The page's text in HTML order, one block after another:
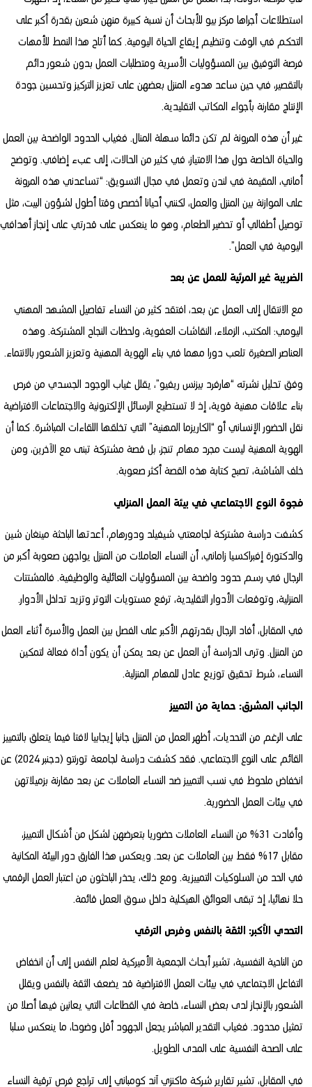
استطلاعات أجراها مركز بيو للأبحاث أن نسبة كبيرة منهن شعرن بقدرة أكبر على
التحكم في الوقت وتنظيم إيقاع الحياة اليومية. كما أتاح هذا النمط للأمهات
فرصة التوفيق بين المسؤوليات الأسرية ومتطلبات العمل بدون شعور دائم
بالتقصير، في حين ساعد هدوء المنزل بعضهن على تعزيز التركيز وتحسين جودة
الإنتاج مقارنة بأجواء المكاتب التقليدية.
غير أن هذه المرونة لم تكن دائما سهلة المنال. فغياب الحدود الواضحة بين العمل
والحياة الخاصة حول هذا الامتياز، في كثير من الحالات، إلى عبء إضافي. وتوضح
أماني، المقيمة في لندن وتعمل في مجال التسويق: “تساعدني هذه المرونة
على الموازنة بين المنزل والعمل، لكنني أحيانا أخصص وقتا أطول لشؤون البيت، مثل
توصيل أطفالي أو تحضير الطعام، وهو ما ينعكس على قدرتي على إنجاز أهدافي
اليومية في العمل”.
الضريبة غير المرئية للعمل عن بعد
مع الانتقال إلى العمل عن بعد، افتقد كثير من النساء تفاصيل المشهد المهني
اليومي: المكتب، الزملاء، النقاشات العفوية، ولحظات النجاح المشتركة. وهذه
العناصر الصغيرة تلعب دورا مهما في بناء الهوية المهنية وتعزيز الشعور بالانتماء.
وفق تحليل نشرته “هارفرد بيزنس ريفيو”، يقلل غياب الوجود الجسدي من فرص
بناء علاقات مهنية قوية، إذ لا تستطيع الرسائل الإلكترونية والاجتماعات الافتراضية
نقل الحضور الإنساني أو “الكاريزما المهنية” التي تخلقها اللقاءات المباشرة. كما أن
الهوية المهنية ليست مجرد مهام تنجز، بل قصة مشتركة تبنى مع الآخرين، ومن
خلف الشاشة، تصبح كتابة هذه القصة أكثر صعوبة.
فجوة النوع الاجتماعي في بيئة العمل المنزلي
كشفت دراسة مشتركة لجامعتي شيفيلد ودورهام، أعدتها الباحثة مينغان شين
والدكتورة إفبراكسيا زاماني، أن النساء العاملات من المنزل يواجهن صعوبة أكبر من
الرجال في رسم حدود واضحة بين المسؤوليات العائلية والوظيفية. فالمشتتات
المنزلية، وتوقعات الأدوار التقليدية، ترفع مستويات التوتر وتزيد تداخل الأدوار.
في المقابل، أفاد الرجال بقدرتهم الأكبر على الفصل بين العمل والأسرة أثناء العمل
من المنزل. وترى الدراسة أن العمل عن بعد يمكن أن يكون أداة فعالة لتمكين
النساء، شرط تحقيق توزيع عادل للمهام المنزلية.
الجانب المشرق: حماية من التمييز
على الرغم من التحديات، أظهر العمل من المنزل جانبا إيجابيا لافتا فيما يتعلق بالتمييز
القائم على النوع الاجتماعي. فقد كشفت دراسة لجامعة تورنتو (دجنبر 2024) عن
انخفاض ملحوظ في نسب التمييز ضد النساء العاملات عن بعد مقارنة بزميلاتهن
في بيئات العمل الحضورية.
وأفادت 31% من النساء العاملات حضوريا بتعرضهن لشكل من أشكال التمييز،
مقابل 17% فقط بين العاملات عن بعد. ويعكس هذا الفارق دور البيئة المكانية
في الحد من السلوكيات التمييزية. ومع ذلك، يحذر الباحثون من اعتبار العمل الرقمي
حلا نهائيا، إذ تبقى العوائق الهيكلية داخل سوق العمل قائمة.
التحدي الأكبر: الثقة بالنفس وفرص الترقي
من الناحية النفسية، تشير أبحاث الجمعية الأميركية لعلم النفس إلى أن انخفاض
التفاعل الاجتماعي في بيئات العمل الافتراضية قد يضعف الثقة بالنفس ويقلل
الشعور بالإنجاز لدى بعض النساء، خاصة في القطاعات التي يعانين فيها أصلا من
تمثيل محدود. فغياب التقدير المباشر يجعل الجهود أقل وضوحا، ما ينعكس سلبا
على الصحة النفسية على المدى الطويل.
في المقابل، تشير تقارير شركة ماكنزي آند كومباني إلى تراجع فرص ترقية النساء